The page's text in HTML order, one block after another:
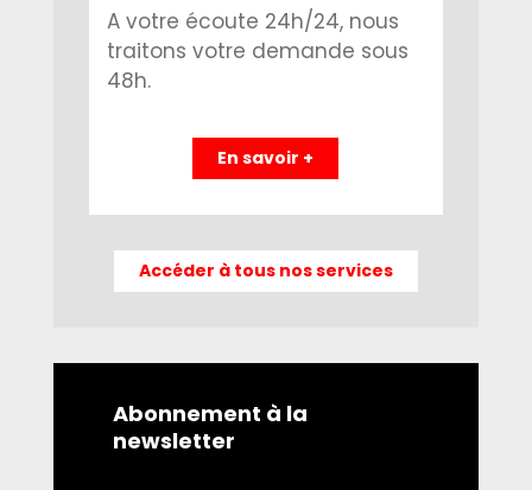
A votre écoute 24h/24, nous
traitons votre demande sous
48h.
En savoir +
Accéder à tous nos services
Abonnement à la
newsletter